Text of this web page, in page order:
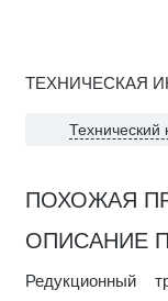
ТЕХНИЧЕСКАЯ
Технический
ПОХОЖАЯ
ОПИСАНИЕ